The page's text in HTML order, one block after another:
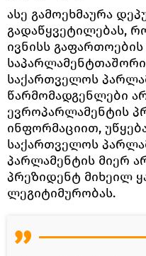
ასე გამოეხმაურა
გადაწყვეტილებას,
ივნისს გაფართოების
საქართველოს
წარმომადგენლები
ევროპარლამენტის
ინფორმაციით,
საქართველოს
პარლამენტის მიერ
პრეზიდენტ მიხეილ
ლეგიტიმურობას.